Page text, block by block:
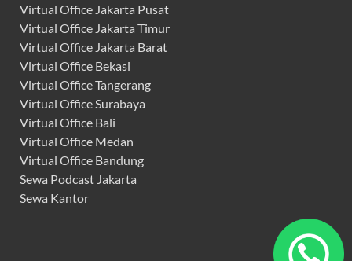
Virtual Office Jakarta Pusat
Virtual Office Jakarta Timur
Virtual Office Jakarta Barat
Virtual Office Bekasi
Virtual Office Tangerang
Virtual Office Surabaya
Virtual Office Bali
Virtual Office Medan
Virtual Office Bandung
Sewa Podcast Jakarta
Sewa Kantor